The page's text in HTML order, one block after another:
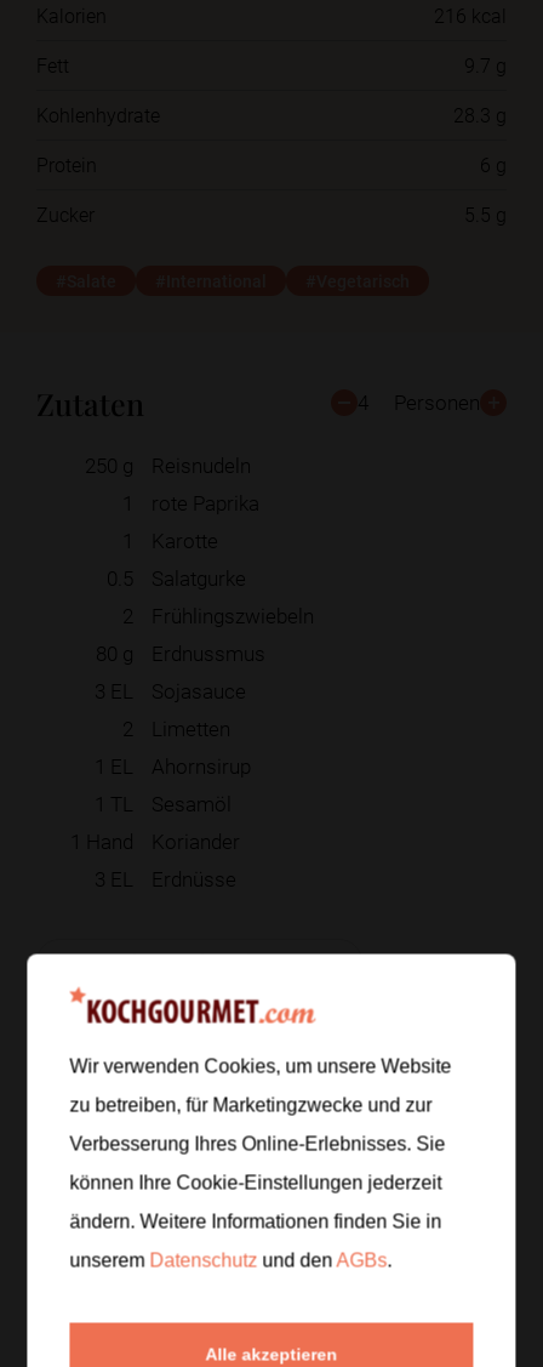
Kalorien
216 kcal
Fett
9.7 g
Kohlenhydrate
28.3 g
Protein
6 g
Zucker
5.5 g
Zutaten 4 Personen
250 g
Reisnudeln
1
rote Paprika
1
Karotte
0.5
Salatgurke
2
Frühlingszwiebeln
80 g
Erdnussmus
3 EL
Sojasauce
2
Limetten
1 EL
Ahornsirup
1 TL
Sesamöl
1 Hand
Koriander
3 EL Erdnüsse
Zur Einkaufsliste hinzufügen
Zubereitung
Schritt 1/5
Reisnudeln nach Packungsangabe garen, kalt
abschrecken und gut abtropfen lassen. Danach mit
einer Gabel auflockern, damit sie nicht
Wir verwenden Cookies, um unsere Website
zu betreiben, für Marketingzwecke und zur
Verbesserung Ihres Online-Erlebnisses. Sie
können Ihre Cookie-Einstellungen jederzeit
ändern. Weitere Informationen finden Sie in
unserem Datenschutz und denAGBs.
Alle akzeptieren